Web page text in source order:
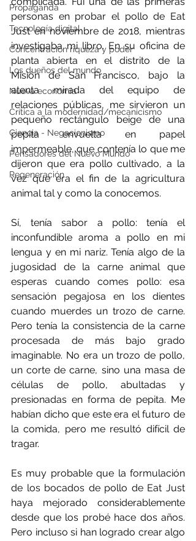
Propaganda
Tecnología digital
Concentración riqueza y poder
Los dueños del mundo
Nueva economía
Crítica a la modernidad/mecanicismo
Ciencia - Negacionismo
Pensadores del Nuevo Mundo
Regeneración
personas en probar el pollo de Eat
Just en noviembre de 2018, mientras
investigaba mi libro. En su oficina de
planta abierta en el distrito de la
Misión de San Francisco, bajo la
atenta mirada del equipo de
relaciones públicas, me sirvieron un
pequeño rectángulo beige de una
pepita envuelta en papel
impermeable, que contenía lo que me
dijeron que era pollo cultivado, a la
vez que era el fin de la agricultura
animal tal y como la conocemos.
Sí, tenía sabor a pollo: tenía el
inconfundible aroma a pollo en mi
lengua y en mi nariz. Tenía algo de la
jugosidad de la carne animal que
esperas cuando comes pollo: esa
sensación pegajosa en los dientes
cuando muerdes un trozo de carne.
Pero tenía la consistencia de la carne
procesada de más bajo grado
imaginable. No era un trozo de pollo,
un corte de carne, sino una masa de
células de pollo, abultadas y
presionadas en forma de pepita. Me
habían dicho que este era el futuro de
la comida, pero me resultó difícil de
tragar.
Es muy probable que la formulación
de los bocados de pollo de Eat Just
haya mejorado considerablemente
desde que los probé hace dos años.
Pero incluso si han logrado crear algo